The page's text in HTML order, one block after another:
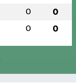
0 0
0 0